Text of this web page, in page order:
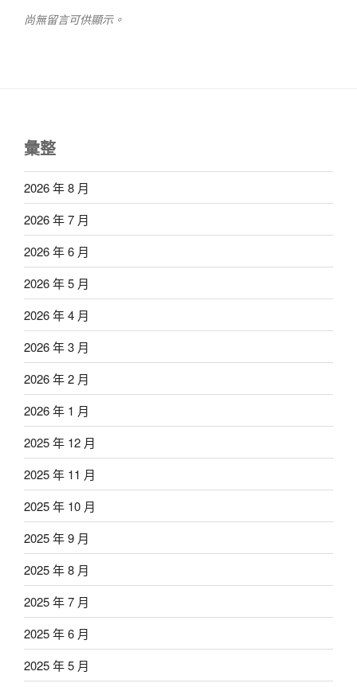
尚無留言可供顯示。
彙整
2026 年 8 月
2026 年 7 月
2026 年 6 月
2026 年 5 月
2026 年 4 月
2026 年 3 月
2026 年 2 月
2026 年 1 月
2025 年 12 月
2025 年 11 月
2025 年 10 月
2025 年 9 月
2025 年 8 月
2025 年 7 月
2025 年 6 月
2025 年 5 月